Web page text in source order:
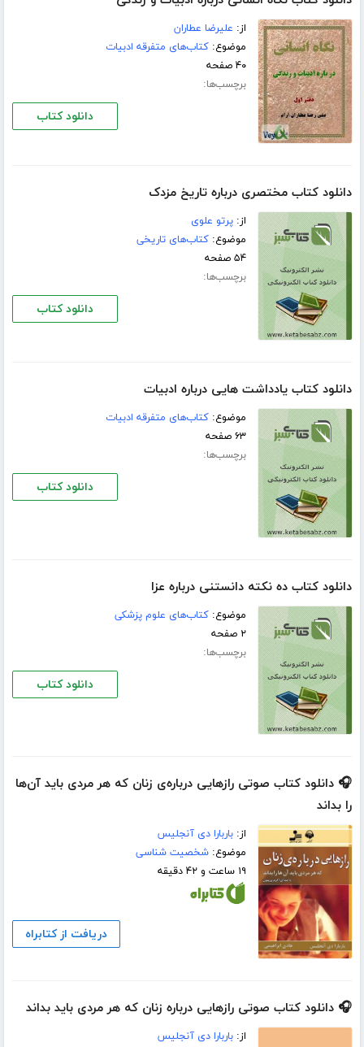
از: علیرضا عطاران
موضوع:کتاب‌های متفرقه ادبیات
۴۰ صفحه
برچسب‌ها:
دانلود کتاب
دانلود کتاب مختصری درباره تاریخ مزدک
از:پرتو علوی
موضوع:کتاب‌های تاریخی
۵۴ صفحه
برچسب‌ها:
دانلود کتاب
دانلود کتاب یادداشت هایی درباره ادبیات
موضوع:کتاب‌های متفرقه ادبیات
۶۳ صفحه
برچسب‌ها:
دانلود کتاب
دانلود کتاب ده نکته دانستنی درباره عزا
موضوع:کتاب‌های علوم پزشکی
۲ صفحه
برچسب‌ها:
دانلود کتاب
🎧 دانلود کتاب صوتی راز‌‌‌‌‌‌‌هایی درباره‌ی زنان که هر مردی باید آن‌ها
را بداند
از:باربارا دی آنجلیس
موضوع:شخصیت شناسی
۱۹ ساعت و ۴۲ دقیقه
دریافت از کتابراه
🎧 دانلود کتاب صوتی رازهایی درباره زنان که هر مردی باید بداند
از:باربارا دی آنجلیس